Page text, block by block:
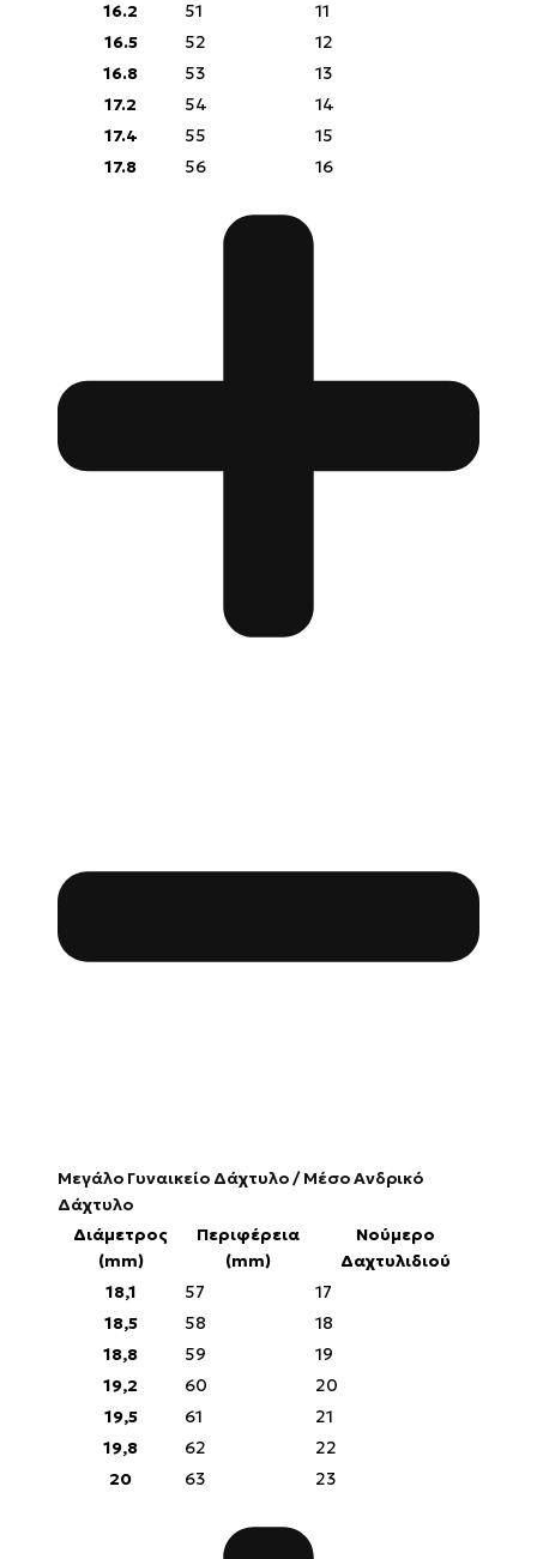
16.2
51
11
16.5
52
12
16.8
53
13
17.2
54
14
17.4
55
15
17.8
56 16
Μεγάλο Γυναικείο Δάχτυλο / Μέσο Ανδρικό
Δάχτυλο
Διάμετρος
(mm)
Περιφέρεια
(mm)
Νούμερο
Δαχτυλιδιού
18,1
57
17
18,5
58
18
18,8
59
19
19,2
60
20
19,5
61
21
19,8
62
22
20
63 23